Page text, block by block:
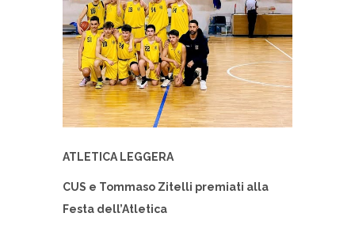
ATLETICA LEGGERA
CUS e Tommaso Zitelli premiati alla
Festa dell’Atletica